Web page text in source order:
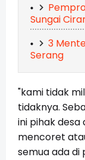
Sungai
3
Serang
"kami tidak
tidaknya.
ini pihak
mencoret
semua ada di